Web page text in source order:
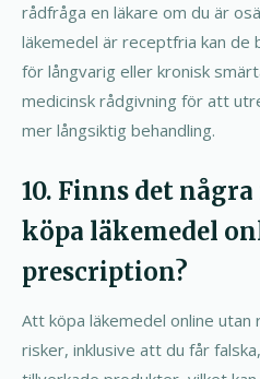
rådfråga en läkare om du är
läkemedel är receptfria kan de
för långvarig eller kronisk
medicinsk rådgivning för att
mer långsiktig behandling.
10. Finns det
köpa läkemedel
prescription?
Att köpa läkemedel online utan
risker, inklusive att du får